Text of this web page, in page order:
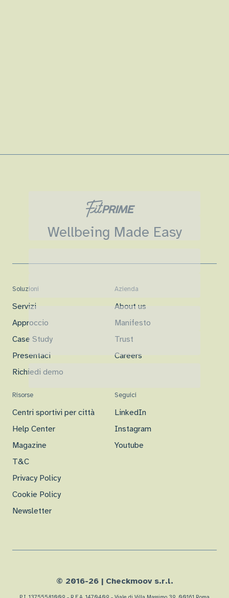
Wellbeing Made Easy
Soluzioni
Servizi
Approccio
Case Study
Presentaci
Richiedi demo
Azienda
About us
Manifesto
Trust
Careers
Risorse
Centri sportivi per città
Help Center
Magazine
T&C
Privacy Policy
Cookie Policy
Newsletter
Seguici
LinkedIn
Instagram
Youtube
© 2016-26| Checkmoov s.r.l.